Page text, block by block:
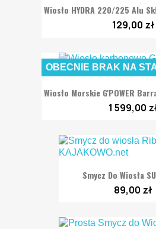
Wiosło HYDRA 220/225 Alu
129,00 zł
Wiosło Morskie G'POWER
1 599,00
OBECNIE BRAK NA
Smycz Do Wiosła
89,00 zł